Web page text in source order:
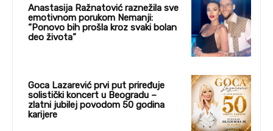
Anastasija Ražnatović raznežila sve
emotivnom porukom Nemanji:
“Ponovo bih prošla kroz svaki bolan
deo života”
Goca Lazarević prvi put priređuje
solistički koncert u Beogradu –
zlatni jubilej povodom 50 godina
karijere